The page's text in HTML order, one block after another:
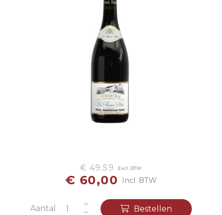
€ 49,59 Excl. BTW
€ 60,00 Incl. BTW
Aantal Bestellen